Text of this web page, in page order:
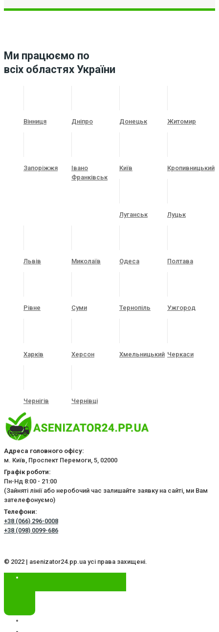
Ми працюємо по
всіх областях України
Вінниця Дніпро Донецьк Житомир
Запоріжжя
Івано
Франківськ
Київ Кропивницький
Луганськ Луцьк
Львів Миколаїв Одеса Полтава
Рівне Суми Тернопіль Ужгород
Харків Херсон Хмельницький Черкаси
Чернігів Чернівці
Адреса головного офісу:
м. Київ, Проспект Перемоги, 5, 02000
Графік роботи:
Пн-Нд 8:00 - 21:00
(Зайняті лінії або неробочий час залишайте заявку на сайті, ми Вам
зателефонуємо)
Телефони:
+38 (066) 296-0008
+38 (098) 0099-686
© 2022 | asenizator24.pp.ua усі права захищені.